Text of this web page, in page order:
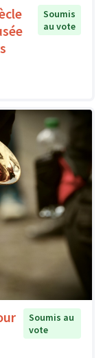
Soumis
au vote
Soumis au
vote